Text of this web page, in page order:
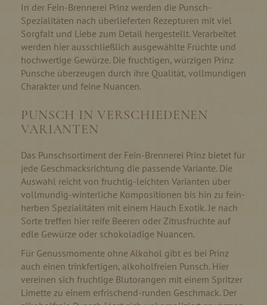
In der Fein-Brennerei Prinz werden die Punsch-
Spezialitäten nach überlieferten Rezepturen mit viel
Sorgfalt und Liebe zum Detail hergestellt. Verarbeitet
werden hier ausschließlich ausgewählte Früchte und
hochwertige Gewürze. Die fruchtigen, würzigen Prinz
Punsche überzeugen durch ihre Qualität, vollmundigen
Charakter und feine Nuancen.
PUNSCH IN VERSCHIEDENEN
VARIANTEN
Das Punschsortiment der Fein-Brennerei Prinz bietet für
jede Geschmacksrichtung die passende Variante. Die
Auswahl reicht von fruchtig-leichten Varianten über
vollmundig-winterliche Kompositionen bis hin zu fein-
herben Spezialitäten mit einem Hauch Exotik. Je nach
Sorte treffen hier reife Beeren oder Zitrusfrüchte auf
edle Gewürze oder schokoladige Nuancen.
Für Genussmomente ohne Alkohol gibt es bei Prinz
auch einen trinkfertigen, alkoholfreien Punsch. Hier
vereinen sich fruchtige Blutorangen mit einem Spritzer
Limette zu einem erfrischend-runden Geschmack. Der